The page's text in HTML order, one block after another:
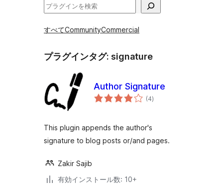
検
すべてCommunityCommercial
プラグインタグ: signature
Author Signature
(4個
の)
This plugin appends the author's
signature to blog posts or/and pages.
Zakir Sajib
有効インストール数: 10+